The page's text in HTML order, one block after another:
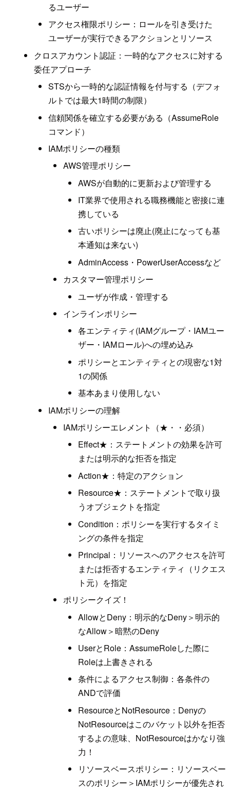
るユーザー
アクセス権限ポリシー：ロールを引き受けた
ユーザーが実行できるアクションとリソース
クロスアカウント認証：一時的なアクセスに対する
委任アプローチ
STSから一時的な認証情報を付与する（デフォ
ルトでは最大1時間の制限）
信頼関係を確立する必要がある（AssumeRole
コマンド）
IAMポリシーの種類
AWS管理ポリシー
AWSが自動的に更新および管理する
IT業界で使用される職務機能と密接に連
携している
古いポリシーは廃止(廃止になっても基
本通知は来ない)
AdminAccess・PowerUserAccessなど
カスタマー管理ポリシー
ユーザが作成・管理する
インラインポリシー
各エンティティ(IAMグループ・IAMユー
ザー・IAMロール)への埋め込み
ポリシーとエンティティとの現密な1対
1の関係
基本あまり使用しない
IAMポリシーの理解
IAMポリシーエレメント（★・・必須）
Effect★：ステートメントの効果を許可
または明示的な拒否を指定
Action★：特定のアクション
Resource★：ステートメントで取り扱
うオブジェクトを指定
Condition：ポリシーを実行するタイミ
ングの条件を指定
Principal：リソースへのアクセスを許可
または拒否するエンティティ（リクエス
ト元）を指定
ポリシークイズ！
AllowとDeny：明示的なDeny＞明示的
なAllow＞暗黙のDeny
UserとRole：AssumeRoleした際に
Roleは上書きされる
条件によるアクセス制御：各条件の
ANDで評価
ResourceとNotResource：Denyの
NotResourceはこのバケット以外を拒否
するよの意味、NotResourceはかなり強
力！
リソースベースポリシー：リソースベー
スのポリシー＞IAMポリシーが優先され